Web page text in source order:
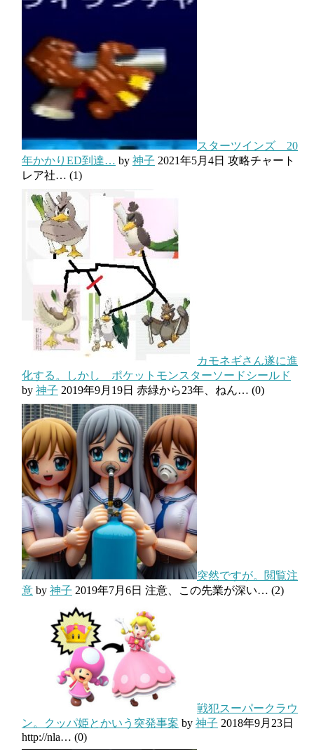
スターツインズ 20
年かかりED到達… by 神子 2021年5月4日 攻略チャート
レア社… (1)
カモネギさん遂に進
化する。しかし ポケットモンスターソードシールド
by 神子 2019年9月19日 赤緑から23年、ねん… (0)
突然ですが。閲覧注
意 by 神子 2019年7月6日 注意、この先業が深い… (2)
戦犯スーパークラウ
ン。クッパ姫とかいう突発事案 by 神子 2018年9月23日
http://nla… (0)